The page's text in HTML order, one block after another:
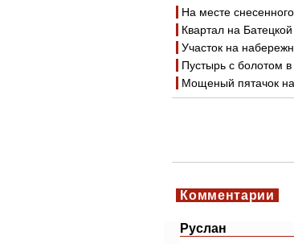
На месте
Квартал на
Участок на
Пустырь с болотом
Мощеный пятачок
Комментарии
Руслан